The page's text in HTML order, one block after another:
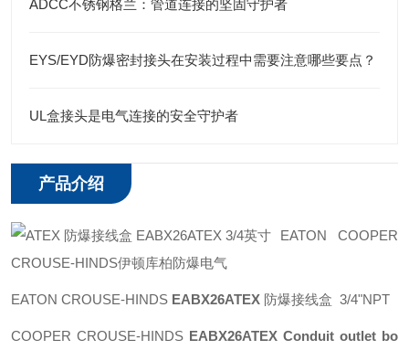
ADCC不锈钢格兰：管道连接的坚固守护者
EYS/EYD防爆密封接头在安装过程中需要注意哪些要点？
UL盒接头是电气连接的安全守护者
产品介绍
EATON COOPER
CROUSE-HINDS伊顿库柏防爆电气
EATON CROUSE-HINDS EABX26ATEX 防爆接线盒 3/4"NPT
COOPER CROUSE-HINDS EABX26ATEX Conduit outlet bo